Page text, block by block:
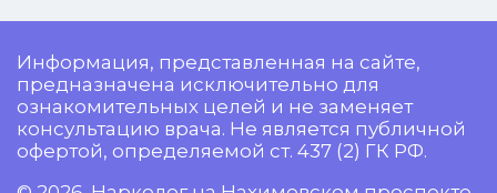
Информация, представленная на сайте,
предназначена исключительно для
ознакомительных целей и не заменяет
консультацию врача. Не является публичной
офертой, определяемой ст. 437 (2) ГК РФ.